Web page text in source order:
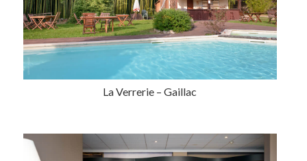
La Verrerie – Gaillac